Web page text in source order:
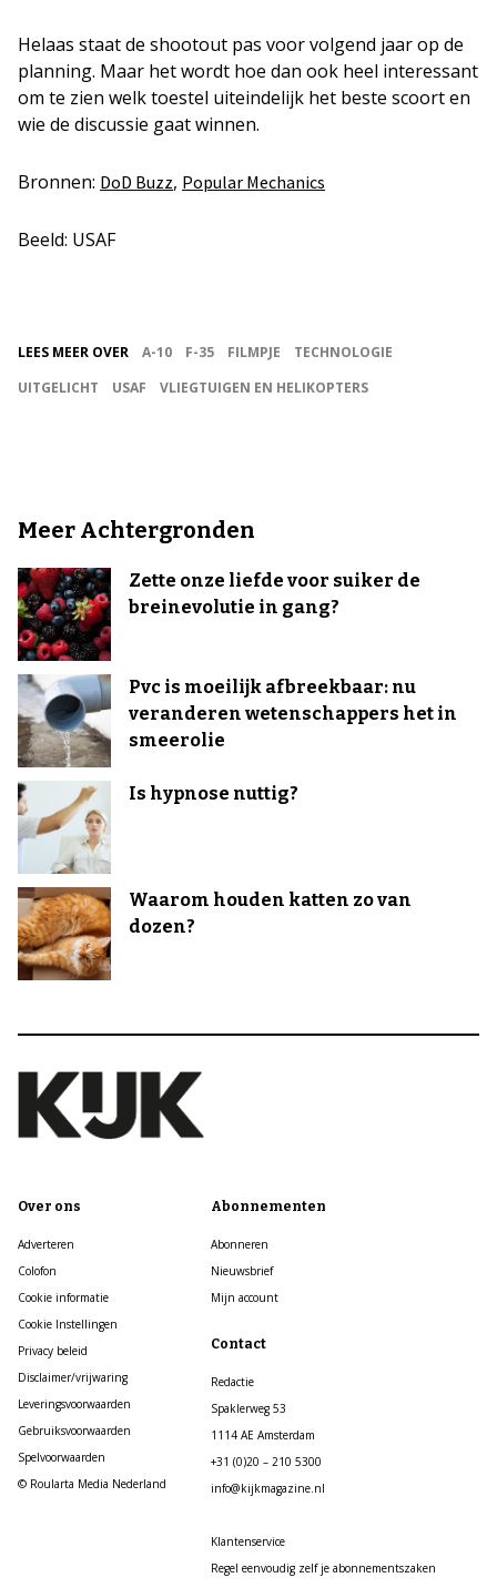
Helaas staat de shootout pas voor volgend jaar op de
planning. Maar het wordt hoe dan ook heel interessant
om te zien welk toestel uiteindelijk het beste scoort en
wie de discussie gaat winnen.
Bronnen: DoD Buzz, Popular Mechanics
Beeld: USAF
LEES MEER OVER A-10 F-35 FILMPJE
TECHNOLOGIE
UITGELICHT
USAF VLIEGTUIGEN EN HELIKOPTERS
Meer Achtergronden
Zette onze liefde voor suiker de
breinevolutie in gang?
Pvc is moeilijk afbreekbaar: nu
veranderen wetenschappers het in
smeerolie
Is hypnose nuttig?
Waarom houden katten zo van
dozen?
Over ons
Adverteren
Colofon
Cookie informatie
Cookie Instellingen
Privacy beleid
Disclaimer/vrijwaring
Leveringsvoorwaarden
Gebruiksvoorwaarden
Spelvoorwaarden
© Roularta Media Nederland
Abonnementen
Abonneren
Nieuwsbrief
Mijn account
Contact
Redactie
Spaklerweg 53
1114 AE Amsterdam
+31 (0)20 – 210 5300
info@kijkmagazine.nl
Klantenservice
Regel eenvoudig zelf je abonnementszaken